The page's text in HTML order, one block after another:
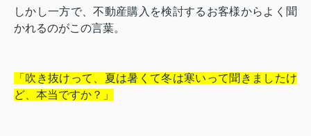
しかし一方で、不動産購入を検討するお客様からよく聞
かれるのがこの言葉。
「吹き抜けって、夏は暑くて冬は寒いって聞きましたけ
ど、本当ですか？」